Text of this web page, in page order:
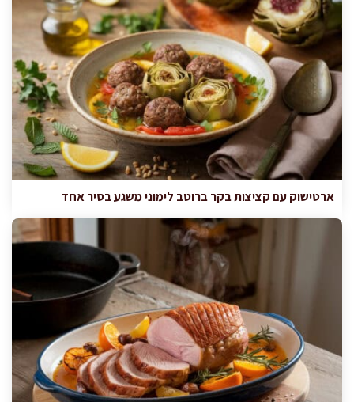
ארטישוק עם קציצות בקר ברוטב לימוני משגע בסיר אחד